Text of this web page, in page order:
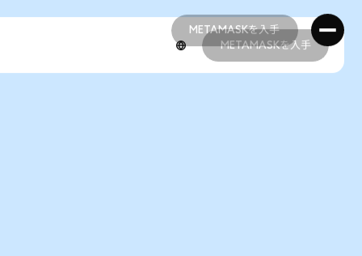
METAMASKを入手
METAMASKを入手
METAMASKを入手